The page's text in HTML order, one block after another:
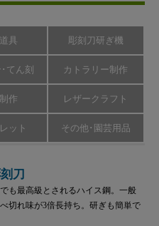
具 彫刻刀研ぎ機
てん刻 カトラリー制作
作 レザークラフト
ット その他･園芸用品
刀
も最高級とされるハイス鋼。一般
切れ味が3倍長持ち。研ぎも簡単で